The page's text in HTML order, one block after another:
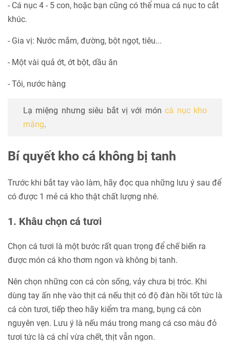
- Cá nục 4 - 5 con, hoặc bạn cũng có thể mua cá nục to cắt
khúc.
- Gia vị: Nước mắm, đường, bột ngọt, tiêu...
- Một vài quả ớt, ớt bột, dầu ăn
- Tỏi, nước hàng
Lạ miệng nhưng siêu bắt vị với móncá nục kho
măng.
Bí quyết kho cá không bị tanh
Trước khi bắt tay vào làm, hãy đọc qua những lưu ý sau để
có được 1 mẻ cá kho thật chất lượng nhé.
1. Khâu chọn cá tươi
Chọn cá tươi là một bước rất quan trọng để chế biến ra
được món cá kho thơm ngon và không bị tanh.
Nên chọn những con cá còn sống, vảy chưa bị tróc. Khi
dùng tay ấn nhẹ vào thịt cá nếu thịt có độ đàn hồi tốt tức là
cá còn tươi, tiếp theo hãy kiểm tra mang, bụng cá còn
nguyên vẹn. Lưu ý là nếu máu trong mang cá cso màu đỏ
tươi tức là cá chỉ vừa chết, thịt vẫn ngon.